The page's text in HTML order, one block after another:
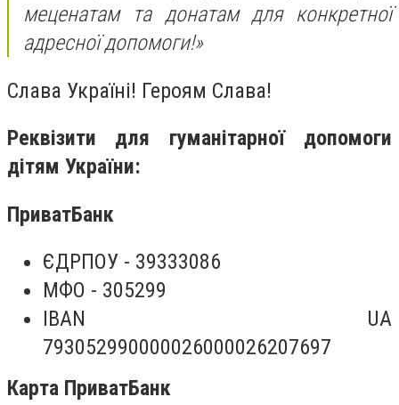
меценатам та донатам для конкретної
адресної допомоги!»
Слава Україні! Героям Слава!
Реквізити для гуманітарної допомоги
дітям України:
ПриватБанк
ЄДРПОУ - 39333086
МФО - 305299
IBAN UA
793052990000026000026207697
Карта ПриватБанк